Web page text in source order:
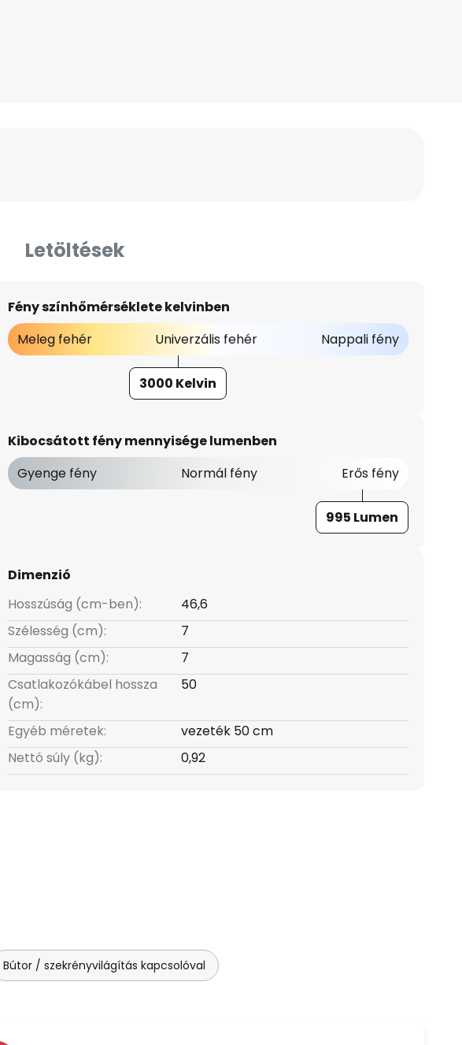
Letöltések
Fény színhőmérséklete kelvinben
Meleg fehér
Univerzális fehér Nappali fény
3000 Kelvin
Kibocsátott fény mennyisége lumenben
Gyenge fény
Normál fény Erős fény
995 Lumen
Dimenzió
Hosszúság (cm-ben):
46,6
Szélesség (cm):
7
Magasság (cm):
7
Csatlakozókábel hossza
(cm):
50
Egyéb méretek:
vezeték 50 cm
Nettó súly (kg):
0,92
Bútor / szekrényvilágítás kapcsolóval